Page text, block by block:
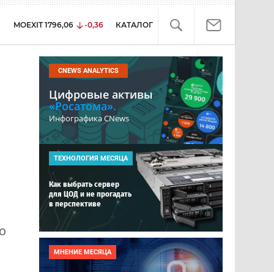
MOEXIT 1796,06 -0,36 КАТАЛОГ
CNEWS ANALYTICS
Цифровые активы
«Росатома».
Инфографика CNews
ТЕХНОЛОГИЯ МЕСЯЦА
Как выбрать сервер
для ЦОД и не прогадать
в перспективе
МНЕНИЕ МЕСЯЦА